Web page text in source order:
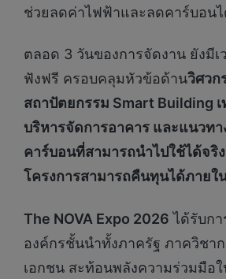
ช่วยลดค่าไฟฟ้าและลดคาร์บอน
ตลอด 3 วันของการจัดงาน ยังมีเ
ฟังฟรี ครอบคลุมหัวข้อด้านวิศวก
สถาปัตยกรรม Smart Building
บริหารจัดการอาคาร และแนวท
คาร์บอนที่สามารถนำไปใช้ได้จริ
โครงการสามารถคืนทุนได้ภายใ
The NOVA Expo 2026 ได้รับก
องค์กรชั้นนำทั้งภาครัฐ ภาควิชา
เอกชน สะท้อนพลังความร่วมมือ